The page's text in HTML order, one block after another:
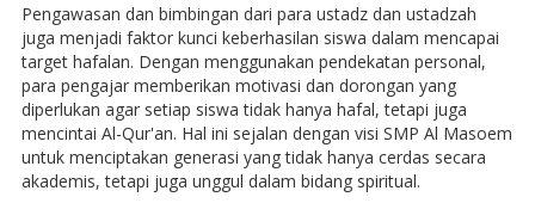
Pengawasan dan bimbingan dari para ustadz dan ustadzah
juga menjadi faktor kunci keberhasilan siswa dalam mencapai
target hafalan. Dengan menggunakan pendekatan personal,
para pengajar memberikan motivasi dan dorongan yang
diperlukan agar setiap siswa tidak hanya hafal, tetapi juga
mencintai Al-Qur'an. Hal ini sejalan dengan visi SMP Al Masoem
untuk menciptakan generasi yang tidak hanya cerdas secara
akademis, tetapi juga unggul dalam bidang spiritual.